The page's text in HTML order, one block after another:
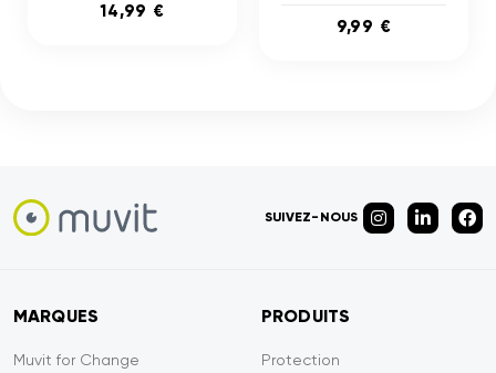
14,99 €
9,99 €
SUIVEZ-NOUS
MARQUES
Muvit for Change
PRODUITS
Protection